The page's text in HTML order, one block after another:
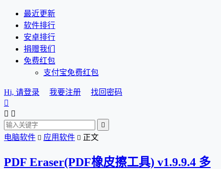
最近更新
软件排行
安卓排行
捐赠我们
免费红包
支付宝免费红包
Hi, 请登录 我要注册
找回密码

 

电脑软件  应用软件  正文
PDF Eraser(PDF橡皮擦工具) v1.9.9.4 多